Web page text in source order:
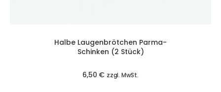
Halbe Laugenbrötchen Parma-
Schinken (2 Stück)
6,50 € zzgl. MwSt.